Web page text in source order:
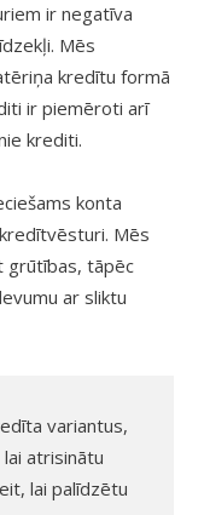
ir negatīva
Mēs
kredītu formā
ir piemēroti arī
krediti.
konta
Mēs
grūtības, tāpēc
ar sliktu
variantus,
atrisinātu
lai palīdzētu